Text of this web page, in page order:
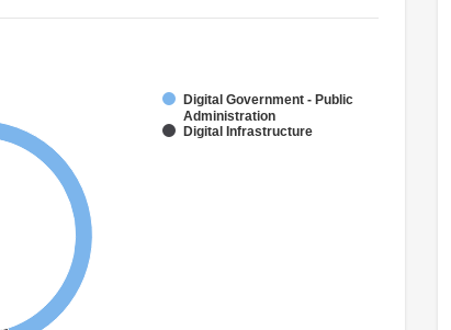
Digital Government - Public
Administration
Digital Infrastructure